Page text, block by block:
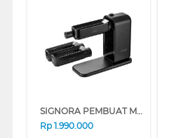
SIGNORA PEMBUAT MIE NOODLE MAKER SG-2406NCO
Rp 1.990.000